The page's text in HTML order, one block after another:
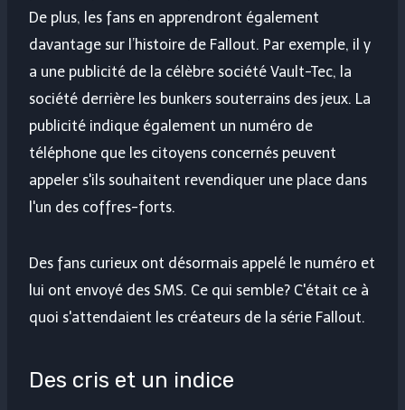
De plus, les fans en apprendront également
davantage sur l’histoire de Fallout. Par exemple, il y
a une publicité de la célèbre société Vault-Tec, la
société derrière les bunkers souterrains des jeux. La
publicité indique également un numéro de
téléphone que les citoyens concernés peuvent
appeler s'ils souhaitent revendiquer une place dans
l'un des coffres-forts.
Des fans curieux ont désormais appelé le numéro et
lui ont envoyé des SMS. Ce qui semble? C'était ce à
quoi s'attendaient les créateurs de la série Fallout.
Des cris et un indice